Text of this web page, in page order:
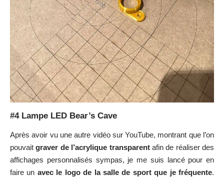
J’ai peint la face arrière avant la gravure, sans quoi il est impossible